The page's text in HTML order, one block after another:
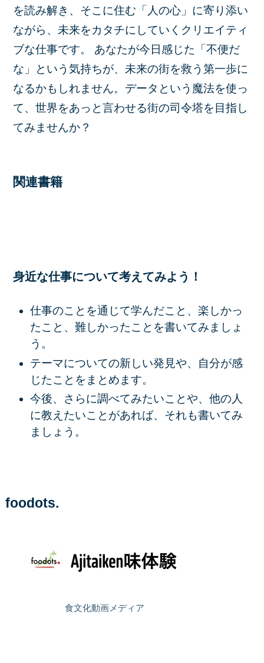
を読み解き、そこに住む「人の心」に寄り添い
ながら、未来をカタチにしていくクリエイティ
ブな仕事です。 あなたが今日感じた「不便だ
な」という気持ちが、未来の街を救う第一歩に
なるかもしれません。データという魔法を使っ
て、世界をあっと言わせる街の司令塔を目指し
てみませんか？
関連書籍
身近な仕事について考えてみよう！
仕事のことを通じて学んだこと、楽しかっ
たこと、難しかったことを書いてみましょ
う。
テーマについての新しい発見や、自分が感
じたことをまとめます。
今後、さらに調べてみたいことや、他の人
に教えたいことがあれば、それも書いてみ
ましょう。
foodots.
食文化動画メディア